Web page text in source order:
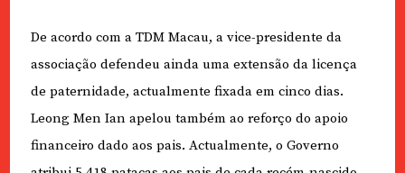
De acordo com a TDM Macau, a vice-presidente da
associação defendeu ainda uma extensão da licença
de paternidade, actualmente fixada em cinco dias.
Leong Men Ian apelou também ao reforço do apoio
financeiro dado aos pais. Actualmente, o Governo